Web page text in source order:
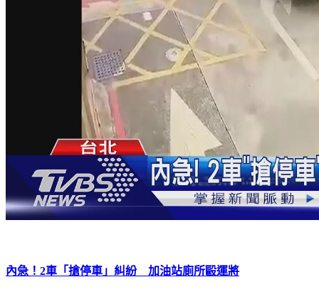
內急！2車「搶停車」糾紛 加油站廁所毆運將